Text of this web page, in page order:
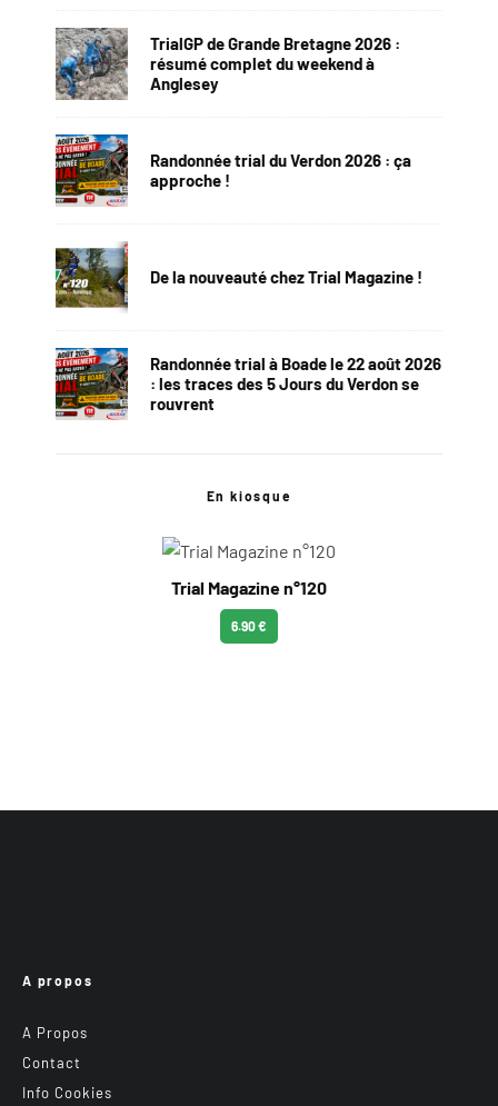
TrialGP de Grande Bretagne 2026 :
résumé complet du weekend à
Anglesey
Randonnée trial du Verdon 2026 : ça
approche !
De la nouveauté chez Trial Magazine !
Randonnée trial à Boade le 22 août 2026
: les traces des 5 Jours du Verdon se
rouvrent
En kiosque
Trial Magazine n°120
6.90 €
A propos
A Propos
Contact
Info Cookies